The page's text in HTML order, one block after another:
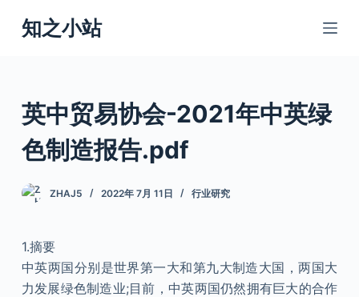
跳
过
知之小站
英中贸易协会-2021年中英绿
色制造报告.pdf
ZHAJ5 2022年 7月 11日 行业研究
1.摘要
中英两国分别是世界第一大和第九大制造大国，两国大
力发展绿色制造业;目前，中英两国仍然拥有巨大的合作